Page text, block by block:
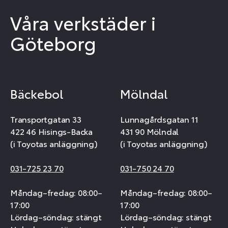
Våra verkstäder i
Göteborg
Bäckebol
Transportgatan 33
422 46 Hisings-Backa
(i Toyotas anläggning)
031-725 23 70
Måndag–fredag: 08:00–
17:00
Lördag–söndag: stängt
Mölndal
Lunnagårdsgatan 11
431 90 Mölndal
(i Toyotas anläggning)
031-750 24 70
Måndag–fredag: 08:00–
17:00
Lördag–söndag: stängt